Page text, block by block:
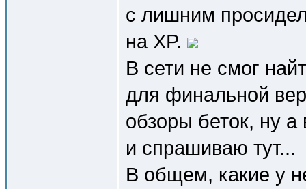
с лишним
на XP.
В сети не смог
для финальной
обзоры беток, ну а
и спрашиваю тут...
В общем, какие у